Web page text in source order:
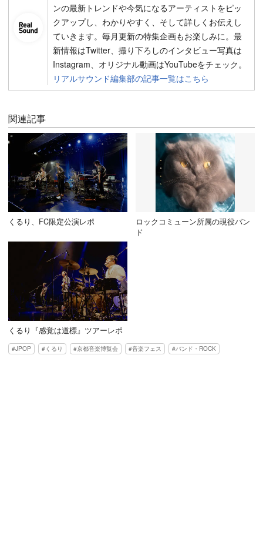
ンの最新トレンドや今気になるアーティストをピッ
クアップし、わかりやすく、そして詳しくお伝えし
ていきます。毎月更新の特集企画もお楽しみに。最
新情報はTwitter、撮り下ろしのインタビュー写真は
Instagram、オリジナル動画はYouTubeをチェック。
リアルサウンド編集部の記事一覧はこちら
関連記事
くるり、FC限定公演レポ
ロックコミューン所属の現役バン
ド
くるり『感覚は道標』ツアーレポ
JPOP くるり 京都音楽博覧会 音楽フェス バンド・ROCK